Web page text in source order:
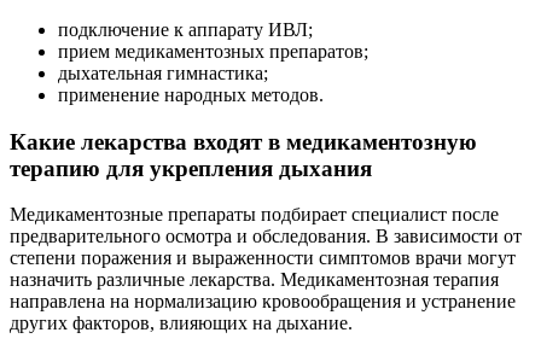
подключение к аппарату ИВЛ;
прием медикаментозных препаратов;
дыхательная гимнастика;
применение народных методов.
Какие лекарства входят в медикаментозную
терапию для укрепления дыхания
Медикаментозные препараты подбирает специалист после
предварительного осмотра и обследования. В зависимости от
степени поражения и выраженности симптомов врачи могут
назначить различные лекарства. Медикаментозная терапия
направлена на нормализацию кровообращения и устранение
других факторов, влияющих на дыхание.